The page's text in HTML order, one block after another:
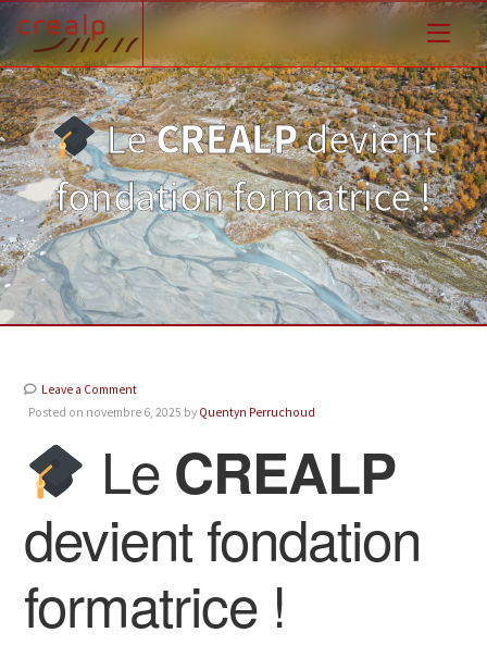
LeCREALPdevient
fondation formatrice !
Leave a Comment
Posted on novembre 6, 2025 by Quentyn Perruchoud
Le CREALP
devient fondation
formatrice !